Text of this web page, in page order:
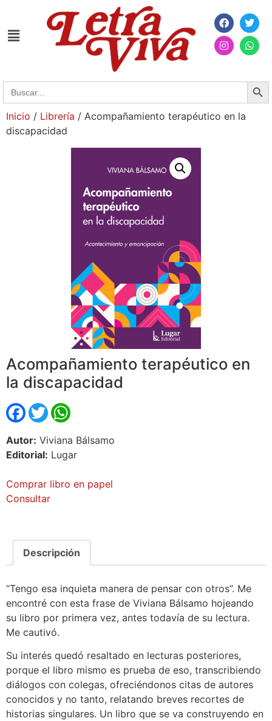
Search
for:
Inicio / Librería / Acompañamiento terapéutico en la
discapacidad
Acompañamiento terapéutico en
la discapacidad
Facebook
Twitter
Autor: Viviana Bálsamo
Editorial: Lugar
Comprar libro en papel
Consultar
Descripción
“Tengo esa inquieta manera de pensar con otros”. Me
encontré con esta frase de Viviana Bálsamo hojeando
su libro por primera vez, antes todavía de su lectura.
Me cautivó.
Su interés quedó resaltado en lecturas posteriores,
porque el libro mismo es prueba de eso, transcribiendo
diálogos con colegas, ofreciéndonos citas de autores
conocidos y no tanto, relatando breves recortes de
historias singulares. Un libro que se va construyendo en